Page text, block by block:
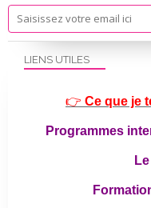
LIENS UTILES
👉 Ce que je
Programmes